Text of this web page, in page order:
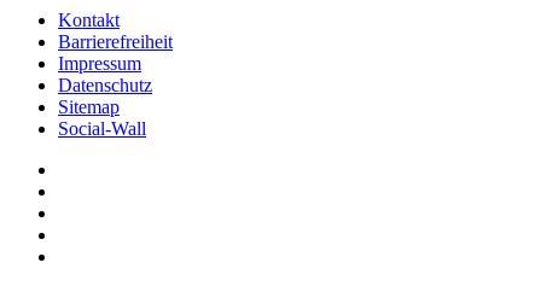
Kontakt
Barrierefreiheit
Impressum
Datenschutz
Sitemap
Social-Wall